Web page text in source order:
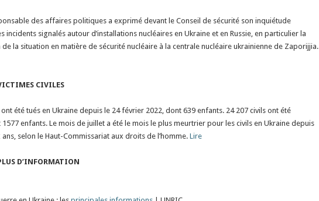
des affaires politiques a exprimé devant le Conseil de sécurité son inquiétude
incidents signalés autour d’installations nucléaires en Ukraine et en Russie, en particulier la
la situation en matière de sécurité nucléaire à la centrale nucléaire ukrainienne de Zaporijjia.
CIVILES
ont été tués en Ukraine depuis le 24 février 2022, dont 639 enfants. 24 207 civils ont été
enfants. Le mois de juillet a été le mois le plus meurtrier pour les civils en Ukraine depuis
selon le Haut-Commissariat aux droits de l’homme. Lire
D’INFORMATION